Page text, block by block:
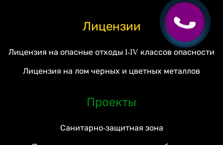
Лицензии
Лицензия на опасные отходы I-IV классов опасности
Лицензия на лом черных и цветных металлов
Проекты
Санитарно-защитная зона